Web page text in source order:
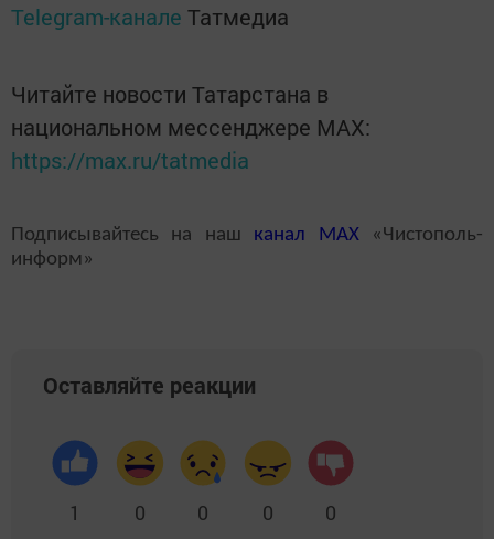
Telegram-канале Татмедиа
Читайте новости Татарстана в
национальном мессенджере MАХ:
https://max.ru/tatmedia
Подписывайтесь на наш канал MAX«Чистополь-
информ»
Оставляйте реакции
1 0 0 0 0